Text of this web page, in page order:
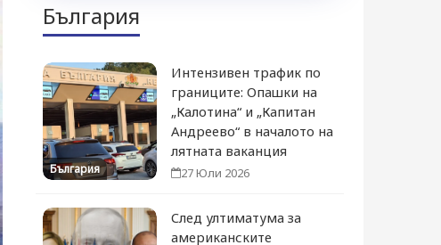
България
България
Интензивен трафик по
границите: Опашки на
„Калотина“ и „Капитан
Андреево“ в началото на
лятната ваканция
27 Юли 2026
След ултиматума за
американските